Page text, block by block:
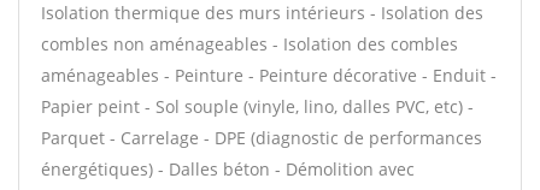
Isolation thermique des murs intérieurs - Isolation des
combles non aménageables - Isolation des combles
aménageables - Peinture - Peinture décorative - Enduit -
Papier peint - Sol souple (vinyle, lino, dalles PVC, etc) -
Parquet - Carrelage - DPE (diagnostic de performances
énergétiques) - Dalles béton - Démolition avec